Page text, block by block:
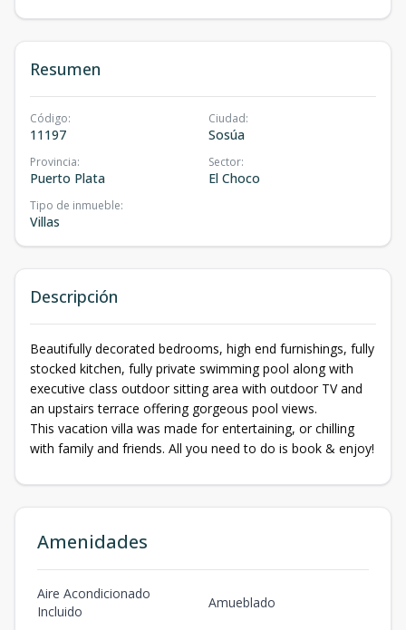
Resumen
Código:
11197
Ciudad:
Sosúa
Provincia:
Puerto Plata
Sector:
El Choco
Tipo de inmueble:
Villas
Descripción
Beautifully decorated bedrooms, high end furnishings, fully
stocked kitchen, fully private swimming pool along with
executive class outdoor sitting area with outdoor TV and
an upstairs terrace offering gorgeous pool views.
This vacation villa was made for entertaining, or chilling
with family and friends. All you need to do is book & enjoy!
Amenidades
Aire Acondicionado
Incluido
Amueblado